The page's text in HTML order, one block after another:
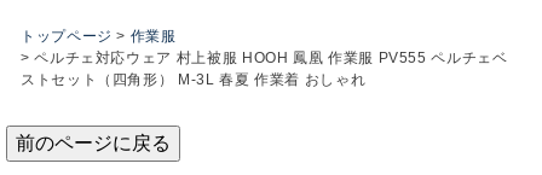
トップページ
作業服
ペルチェ対応ウェア 村上被服 HOOH 鳳凰 作業服 PV555 ペルチェベ
ストセット（四角形） M-3L 春夏 作業着 おしゃれ
前のページに戻る